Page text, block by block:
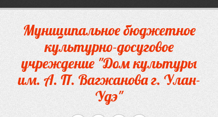
содержимомуМуниципальное бюджетное
культурно-досуговое
учреждение "Дом культуры
им. А. П. Вагжанова г. Улан-
Удэ"